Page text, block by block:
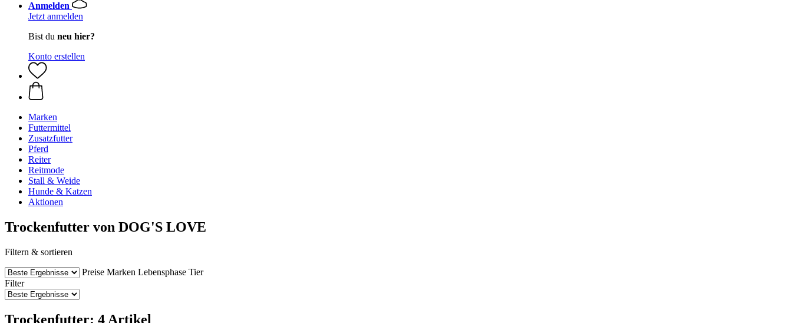
Anmelden
Jetzt anmelden
Bist du neu hier?
Konto erstellen
Marken
Futtermittel
Zusatzfutter
Pferd
Reiter
Reitmode
Stall & Weide
Hunde & Katzen
Aktionen
Trockenfutter von DOG'S LOVE
Filtern & sortieren
Preise Marken Lebensphase Tier
Filter
Trockenfutter: 4 Artikel